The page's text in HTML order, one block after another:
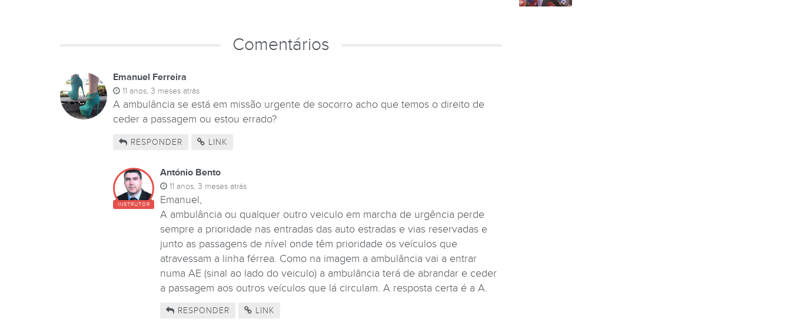
Comentários
Emanuel Ferreira
11 anos, 3 meses atrás
A ambulância se está em missão urgente de socorro acho que temos o direito de
ceder a passagem ou estou errado?
RESPONDER LINK
INSTRUTOR
António Bento
11 anos, 3 meses atrás
Emanuel,
A ambulância ou qualquer outro veiculo em marcha de urgência perde
sempre a prioridade nas entradas das auto estradas e vias reservadas e
junto as passagens de nível onde têm prioridade os veículos que
atravessam a linha férrea. Como na imagem a ambulância vai a entrar
numa AE (sinal ao lado do veiculo) a ambulância terá de abrandar e ceder
a passagem aos outros veículos que lá circulam. A resposta certa é a A.
RESPONDER LINK